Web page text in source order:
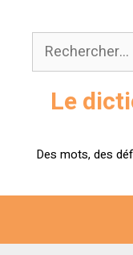
contenu
Rechercher :
Le
Des mots, des